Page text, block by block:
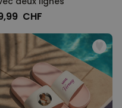
CHF